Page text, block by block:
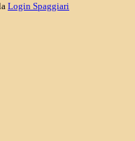
Login Spaggiari